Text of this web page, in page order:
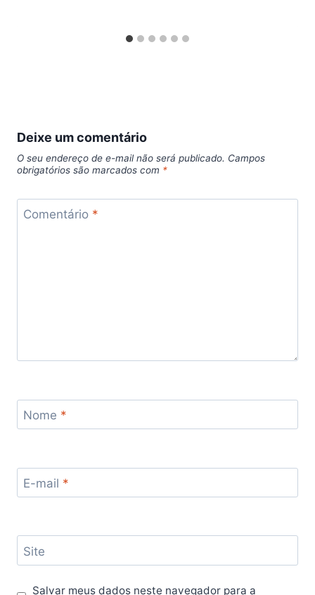
Deixe um comentário
O seu endereço de e-mail não será publicado. Campos
obrigatórios são marcados com *
Comentário *
Nome *
E-mail *
Site
Salvar meus dados neste navegador para a